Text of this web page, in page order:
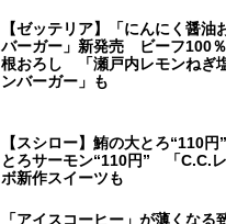
【ゼッテリア】「にんにく醤油
バーガー」新発売 ビーフ100
根おろし 「瀬戸内レモンねぎ
ンバーガー」も
【スシロー】鮪の大とろ“110
とろサーモン“110円” 「C.C.
ボ新作スイーツも
「アイスコーヒー」が薄くなる